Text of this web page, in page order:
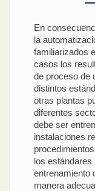
En
la
familiarizados
casos los
de proceso de
distintos
otras plantas
diferentes
debe ser
instalaciones
los
entrenamiento
manera